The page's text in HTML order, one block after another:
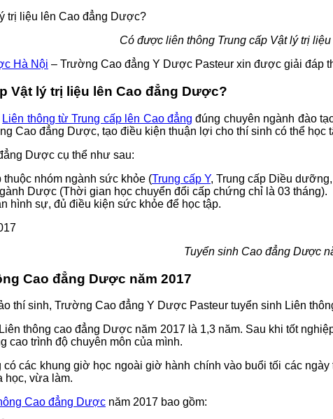
Có được liên thông Trung cấp Vật lý trị
Hà Nội – Trường Cao đẳng Y Dược Pasteur xin được giải đáp
Vật lý trị liệu lên Cao đẳng Dược?
Liên thông từ Trung cấp lên Cao đẳng đúng chuyên ngành đào
Cao đẳng Dược, tạo điều kiện thuận lợi cho thí sinh có thể
Dược cụ thể như sau:
nhóm ngành sức khỏe (Trung cấp Y, Trung cấp Diều
Dược (Thời gian học chuyển đổi cấp chứng chỉ là 03 tháng).
hình sự, đủ điều kiện sức khỏe để học tập.
Tuyển sinh Cao đẳng Dược
Cao đẳng Dược năm 2017
thí sinh, Trường Cao đẳng Y Dược Pasteur tuyển sinh Liên
thông cao đẳng Dược năm 2017 là 1,3 năm. Sau khi tốt
cao trình độ chuyên môn của mình.
có các khung giờ học ngoài giờ hành chính vào buổi tối các
học, vừa làm.
Cao đẳng Dược năm 2017 bao gồm: